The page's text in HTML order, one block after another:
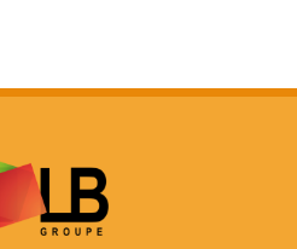
- Los secrets de Fred